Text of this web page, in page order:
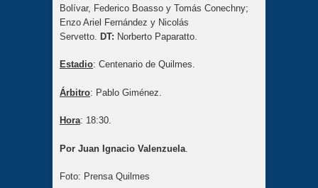
Bolívar, Federico Boasso y Tomás Conechny;
Enzo Ariel Fernández y Nicolás
Servetto.
DT: Norberto Paparatto.
Estadio: Centenario de Quilmes.
Árbitro: Pablo Giménez.
Hora: 18:30.
Por Juan Ignacio Valenzuela
Foto: Prensa Quilmes